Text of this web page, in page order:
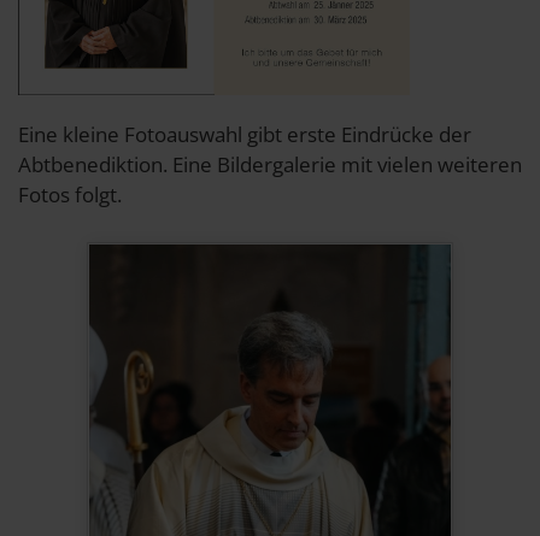
Eine kleine Fotoauswahl gibt erste Eindrücke der
Abtbenediktion. Eine Bildergalerie mit vielen weiteren
Fotos folgt.